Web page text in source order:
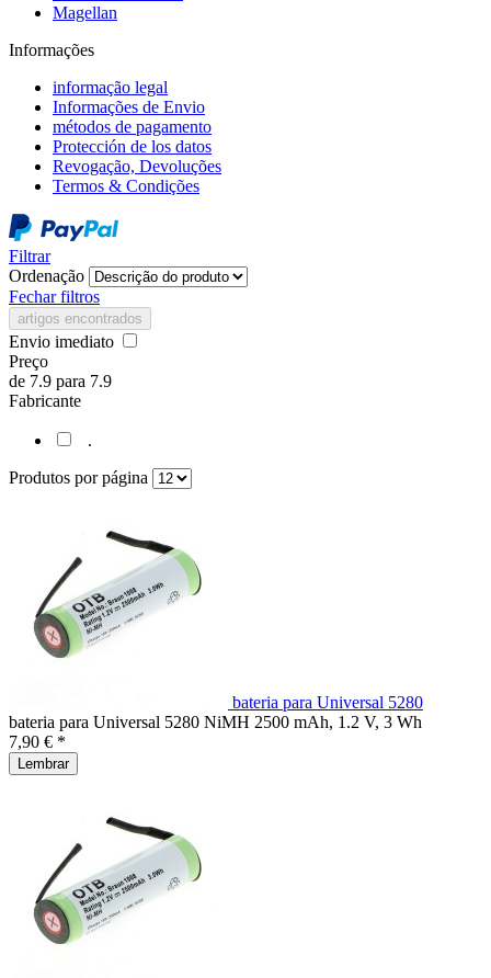
Magellan
Informações
informação legal
Informações de Envio
métodos de pagamento
Protección de los datos
Revogação, Devoluções
Termos & Condições
Filtrar
Ordenação
Fechar filtros
artigos encontrados
Envio imediato
Preço
de 7.9 para 7.9
Fabricante
.
Produtos por página
bateria para Universal 5280
bateria para Universal 5280 NiMH 2500 mAh, 1.2 V, 3 Wh
7,90 € *
Lembrar